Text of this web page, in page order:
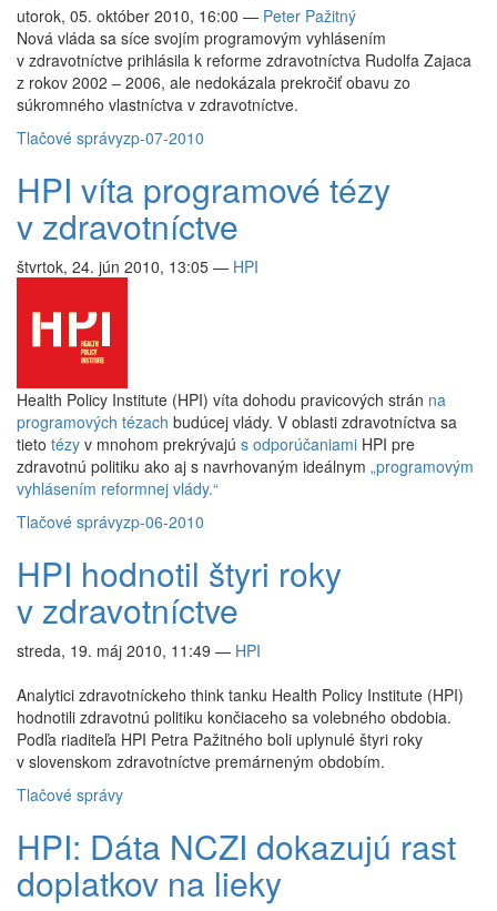
utorok, 05. október 2010, 16:00 — Peter Pažitný
Nová vláda sa síce svojím programovým vyhlásením
v zdravotníctve prihlásila k reforme zdravotníctva Rudolfa Zajaca
z rokov 2002 – 2006, ale nedokázala prekročiť obavu zo
súkromného vlastníctva v zdravotníctve.
Tlačové správyzp-07-2010
HPI víta programové tézy
v zdravotníctve
štvrtok, 24. jún 2010, 13:05 — HPI
Health Policy Institute (HPI) víta dohodu pravicových strán na
programových tézach budúcej vlády. V oblasti zdravotníctva sa
tieto tézy v mnohom prekrývajú s odporúčaniami HPI pre
zdravotnú politiku ako aj s navrhovaným ideálnym „programovým
vyhlásením reformnej vlády.“
Tlačové správyzp-06-2010
HPI hodnotil štyri roky
v zdravotníctve
streda, 19. máj 2010, 11:49 — HPI
Analytici zdravotníckeho think tanku Health Policy Institute (HPI)
hodnotili zdravotnú politiku končiaceho sa volebného obdobia.
Podľa riaditeľa HPI Petra Pažitného boli uplynulé štyri roky
v slovenskom zdravotníctve premárneným obdobím.
Tlačové správy
HPI: Dáta NCZI dokazujú rast
doplatkov na lieky